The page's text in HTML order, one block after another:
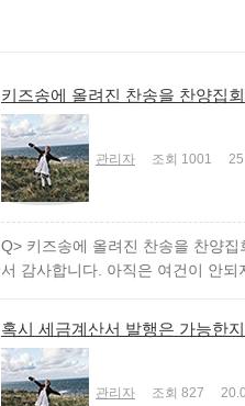
키즈송에 올려진 찬송을 찬양집
관리자 조회 1001
Q> 키즈송에 올려진 찬송을 찬양
서 감사합니다. 아직은 여건이 안되
혹시 세금계산서 발행은 가능한
관리자 조회 827